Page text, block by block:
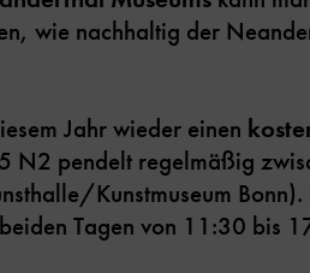
wie nachhaltig der
Jahr wieder einen
pendelt regelmäßig
Kunstmuseum Bonn).
Tagen von 11:30 bis